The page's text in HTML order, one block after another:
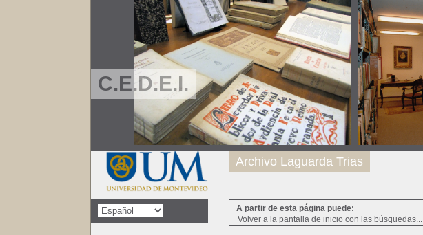
C.E.D.E.I.
A partir de esta página puede:
Volver a la pantalla de inicio con las búsquedas...
Archivo Laguarda Trias